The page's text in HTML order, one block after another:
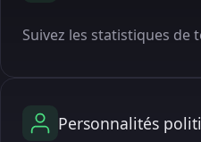
Suivez les statistiques de
Personnalités